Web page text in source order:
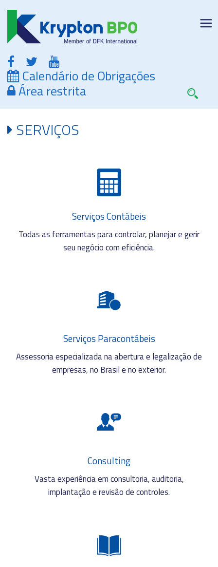
Calendário de Obrigações
Área restrita
SERVIÇOS
Serviços Contábeis
Todas as ferramentas para controlar, planejar e gerir
seu negócio com eficiência.
Serviços Paracontábeis
Assessoria especializada na abertura e legalização de
empresas, no Brasil e no exterior.
Consulting
Vasta experiência em consultoria, auditoria,
implantação e revisão de controles.